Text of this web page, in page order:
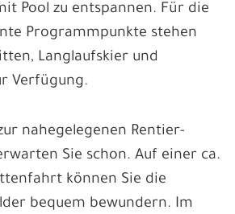
Pool zu entspannen. Für die
Programmpunkte stehen
Langlaufskier und
Verfügung.
nahegelegenen Rentier-
Sie schon. Auf einer ca.
können Sie die
bequem bewundern. Im